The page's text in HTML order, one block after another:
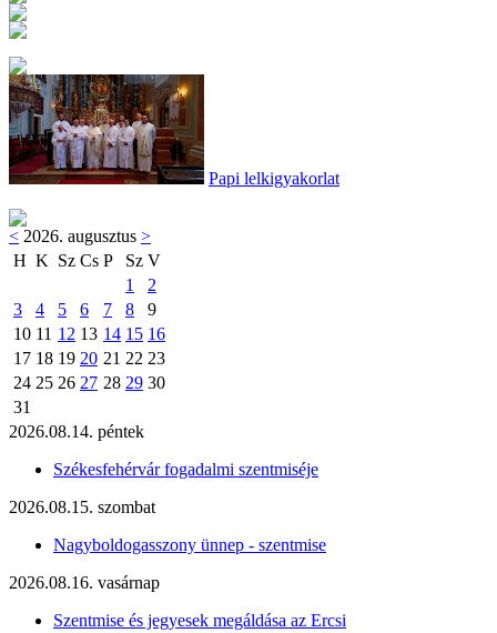
Papi lelkigyakorlat
< 2026. augusztus >
H K Sz Cs P Sz V
1
2
3
4 5 6 7 8
9
10 11 12 13 14 15 16
17 18 19 20 21 22 23
24 25 26 27 28 29 30
31
2026.08.14. péntek
Székesfehérvár fogadalmi szentmiséje
2026.08.15. szombat
Nagyboldogasszony ünnep - szentmise
2026.08.16. vasárnap
Szentmise és jegyesek megáldása az Ercsi